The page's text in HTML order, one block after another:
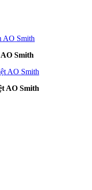
Smith
AO Smith